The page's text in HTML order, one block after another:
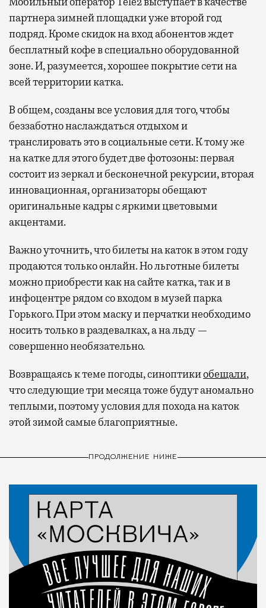
партнера зимней площадки уже второй год
подряд. Кроме скидок на вход абонентов ждет
бесплатный кофе в специально оборудованной
зоне. И, разумеется, хорошее покрытие сети на
всей территории катка.
В общем, созданы все условия для того, чтобы
беззаботно наслаждаться отдыхом и
транслировать это в социальные сети. К тому же
на катке для этого будет две фотозоны: первая
состоит из зеркал и бесконечной рекурсии, вторая
инновационная, организаторы обещают
оригинальные кадры с яркими цветовыми
акцентами.
Важно уточнить, что билеты на каток в этом году
продаются только онлайн. Но льготные билеты
можно приобрести как на сайте катка, так и в
инфоцентре рядом со входом в музей парка
Горького. При этом маску и перчатки необходимо
носить только в раздевалках, а на льду —
совершенно необязательно.
Возвращаясь к теме погоды, синоптикиобещали,
что следующие три месяца тоже будут аномально
теплыми, поэтому условия для похода на каток
этой зимой самые благоприятные.
ПРОДОЛЖЕНИЕ НИЖЕ